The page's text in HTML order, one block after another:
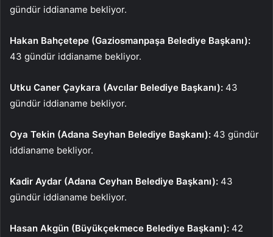
gündür iddianame bekliyor.
Hakan Bahçetepe (Gaziosmanpaşa Belediye Başkanı):
43 gündür iddianame bekliyor.
Utku Caner Çaykara (Avcılar Belediye Başkanı): 43
gündür iddianame bekliyor.
Oya Tekin (Adana Seyhan Belediye Başkanı): 43 gündür
iddianame bekliyor.
Kadir Aydar (Adana Ceyhan Belediye Başkanı): 43
gündür iddianame bekliyor.
Hasan Akgün (Büyükçekmece Belediye Başkanı): 42